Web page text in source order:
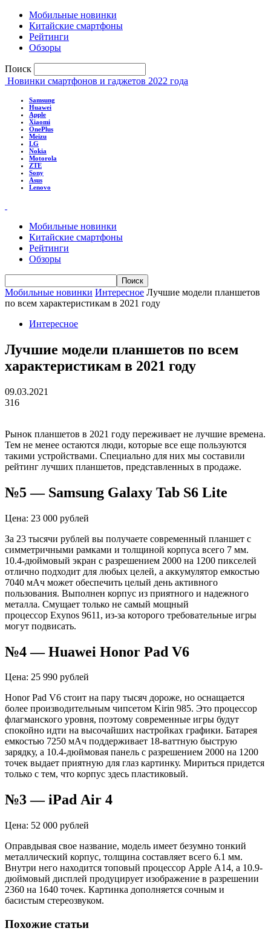
Мобильные новинки
Китайские смартфоны
Рейтинги
Обзоры
Поиск
Новинки смартфонов и гаджетов 2022 года
Samsung
Huawei
Apple
Xiaomi
OnePlus
Meizu
LG
Nokia
Motorola
ZTE
Sony
Asus
Lenovo
Мобильные новинки
Китайские смартфоны
Рейтинги
Обзоры
Мобильные новинки Интересное Лучшие модели планшетов
по всем характеристикам в 2021 году
Интересное
Лучшие модели планшетов по всем
характеристикам в 2021 году
09.03.2021
316
Рынок планшетов в 2021 году переживает не лучшие времена.
Тем не менее остаются люди, которые все еще пользуются
такими устройствами. Специально для них мы составили
рейтинг лучших планшетов, представленных в продаже.
№5 — Samsung Galaxy Tab S6 Lite
Цена: 23 000 рублей
За 23 тысячи рублей вы получаете современный планшет с
симметричными рамками и толщиной корпуса всего 7 мм.
10.4-дюймовый экран с разрешением 2000 на 1200 пикселей
отлично подходит для любых целей, а аккумулятор емкостью
7040 мАч может обеспечить целый день активного
пользования. Выполнен корпус из приятного и надежного
металла. Смущает только не самый мощный
процессор Exynos 9611, из-за которого требовательные игры
могут подвисать.
№4 —Huawei Honor Pad V6
Цена: 25 990 рублей
Honor Pad V6 стоит на пару тысяч дороже, но оснащается
более производительным чипсетом Kirin 985. Это процессор
флагманского уровня, поэтому современные игры будут
спокойно идти на высочайших настройках графики. Батарея
емкостью 7250 мАч поддерживает 18-ваттную быструю
зарядку, а 10.4-дюймовая панель с разрешением 2000 на 1200
точек выдает приятную для глаз картинку. Мириться придется
только с тем, что корпус здесь пластиковый.
№3 —iPad Air 4
Цена: 52 000 рублей
Оправдывая свое название, модель имеет безумно тонкий
металлический корпус, толщина составляет всего 6.1 мм.
Внутри него находится топовый процессор Apple A14, а 10.9-
дюймовый дисплей продуцирует изображение в разрешении
2360 на 1640 точек. Картинка дополняется сочным и
басистым стереозвуком.
Похожие статьи